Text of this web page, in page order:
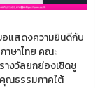
แสดงความยินดีกับ
าษาไทย คณะ
างวัลยกย่องเชิดชู
ณธรรมภาคใต้